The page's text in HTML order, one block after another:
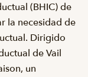
(BHIC) de
la necesidad de
Dirigido
de Vail
un